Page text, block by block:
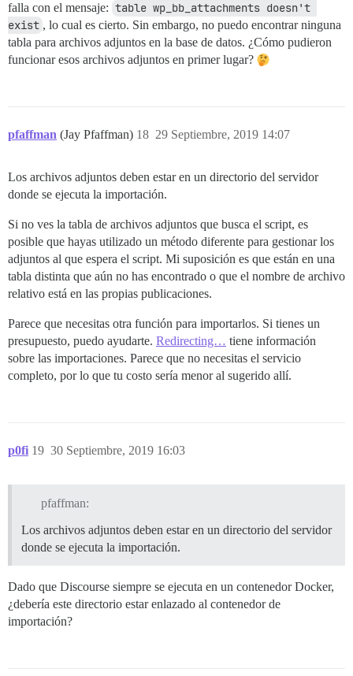
falla con el mensaje: table wp_bb_attachments doesn't
exist , lo cual es cierto. Sin embargo, no puedo encontrar ninguna
tabla para archivos adjuntos en la base de datos. ¿Cómo pudieron
funcionar esos archivos adjuntos en primer lugar?
pfaffman (Jay Pfaffman) 29 Septiembre, 2019 14:07
18
Los archivos adjuntos deben estar en un directorio del servidor
donde se ejecuta la importación.
Si no ves la tabla de archivos adjuntos que busca el script, es
posible que hayas utilizado un método diferente para gestionar los
adjuntos al que espera el script. Mi suposición es que están en una
tabla distinta que aún no has encontrado o que el nombre de archivo
relativo está en las propias publicaciones.
Parece que necesitas otra función para importarlos. Si tienes un
presupuesto, puedo ayudarte. Redirecting… tiene información
sobre las importaciones. Parece que no necesitas el servicio
completo, por lo que tu costo sería menor al sugerido allí.
p0fi 30 Septiembre, 2019 16:03
19
pfaffman:
Los archivos adjuntos deben estar en un directorio del servidor
donde se ejecuta la importación.
Dado que Discourse siempre se ejecuta en un contenedor Docker,
¿debería este directorio estar enlazado al contenedor de
importación?